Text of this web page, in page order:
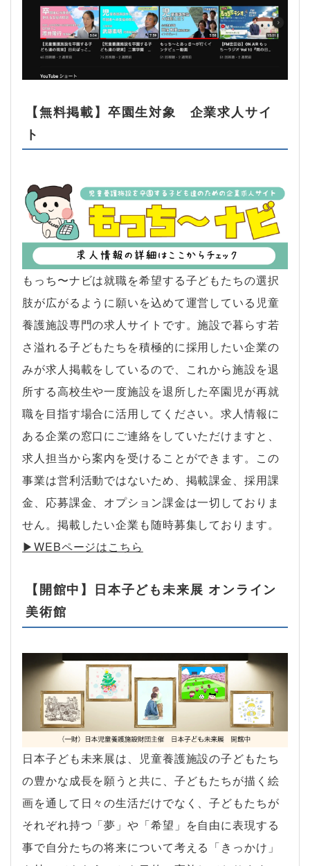
【無料掲載】卒園生対象 企業求人サイ
ト
もっち〜ナビは就職を希望する子どもたちの選択
肢が広がるように願いを込めて運営している児童
養護施設専門の求人サイトです。施設で暮らす若
さ溢れる子どもたちを積極的に採用したい企業の
みが求人掲載をしているので、これから施設を退
所する高校生や一度施設を退所した卒園児が再就
職を目指す場合に活用してください。求人情報に
ある企業の窓口にご連絡をしていただけますと、
求人担当から案内を受けることができます。この
事業は営利活動ではないため、掲載課金、採用課
金、応募課金、オプション課金は一切しておりま
せん。掲載したい企業も随時募集しております。
▶︎WEBページはこちら
【開館中】日本子ども未来展 オンライン
美術館
日本子ども未来展は、児童養護施設の子どもたち
の豊かな成長を願うと共に、子どもたちが描く絵
画を通して日々の生活だけでなく、子どもたちが
それぞれ持つ「夢」や「希望」を自由に表現する
事で自分たちの将来について考える「きっかけ」